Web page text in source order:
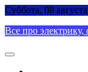
Skip
content
Суббота, 08
Все про электрику,